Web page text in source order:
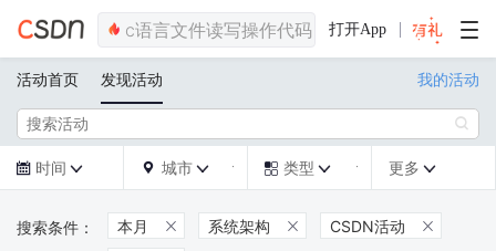
打开App
活动首页 发现活动 我的活动

 时间   城市   类型  更多 
本月  系统架构  CSDN活动 